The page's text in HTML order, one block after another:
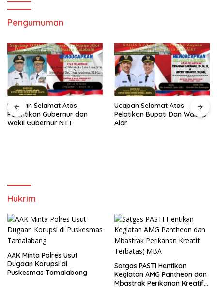
Pengumuman
Ucapan Selamat Atas
Pelantikan Gubernur dan
Wakil Gubernur NTT
Ucapan Selamat Atas
Pelatikan Bupati Dan Wabup
Alor
Hukrim
AAK Minta Polres Usut
Dugaan Korupsi di
Puskesmas Tamalabang
Satgas PASTI Hentikan
Kegiatan AMG Pantheon dan
Mbastrak Perikanan Kreatif